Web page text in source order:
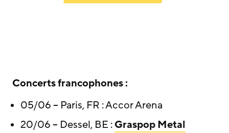
Concerts francophones :
05/06 – Paris, FR : Accor Arena
20/06 – Dessel, BE :Graspop Metal